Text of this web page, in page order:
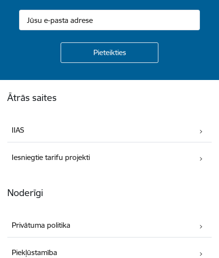
Ātrās saites
IIAS
Iesniegtie tarifu projekti
Noderīgi
Privātuma politika
Piekļūstamība